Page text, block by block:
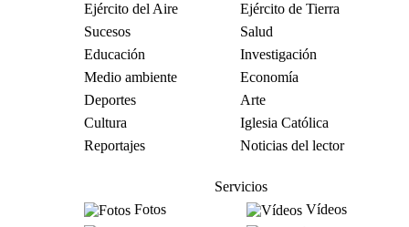
Ejército del Aire
Ejército de Tierra
Sucesos
Salud
Educación
Investigación
Medio ambiente
Economía
Deportes
Arte
Cultura
Iglesia Católica
Reportajes
Noticias del lector
Servicios
Fotos
Vídeos